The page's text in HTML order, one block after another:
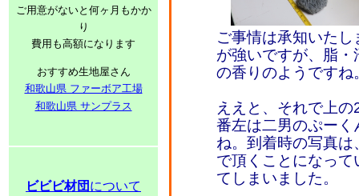
ご用意がないと何ヶ月もかか
り
費用も高額になります
おすすめ生地屋さん
和歌山県 ファーボア工場
和歌山県 サンプラス
ビビビ材団 について
ご事情は承知いた
が強いですが、脂
の香りのようですね
ええと、それで上
番左は二男のぷー
ね。到着時の写真
で頂くことになっ
てしまいました。